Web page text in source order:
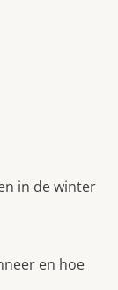
in de winter
en hoe